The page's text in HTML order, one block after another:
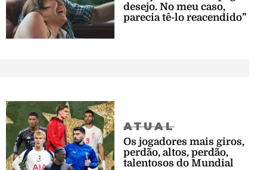
desejo. No meu caso,
parecia tê-lo reacendido”
ATUAL
Os jogadores mais giros,
perdão, altos, perdão,
talentosos do Mundial